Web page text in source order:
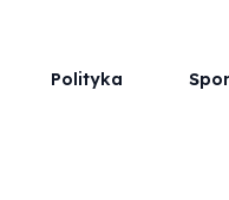
Polityka